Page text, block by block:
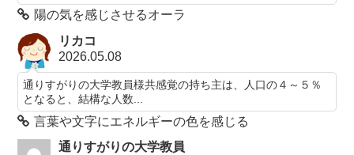
陽の気を感じさせるオーラ
リカコ
2026.05.08
通りすがりの大学教員様共感覚の持ち主は、人口の４～５％
となると、結構な人数...
言葉や文字にエネルギーの色を感じる
通りすがりの大学教員